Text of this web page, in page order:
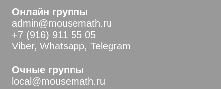
Онлайн группы
admin@mousemath.ru
+7 (916) 911 55 05
Viber, Whatsapp, Telegram
Очные группы
local@mousemath.ru